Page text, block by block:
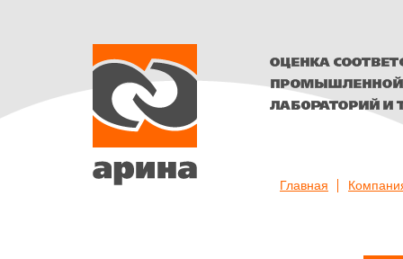
Арина
Оценка соответствия
Главная